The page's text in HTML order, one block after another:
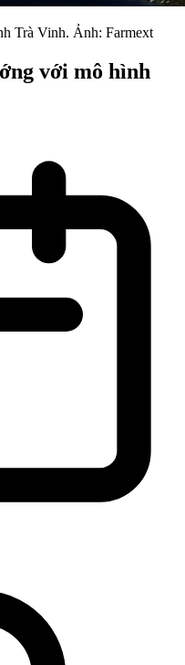
Trà Vinh. Ảnh: Farmext
với mô hình